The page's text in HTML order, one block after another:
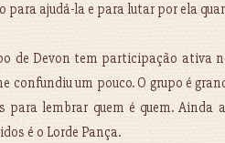
para ajudá-la e para lutar por ela
de Devon tem participação ativa
confundiu um pouco. O grupo é
para lembrar quem é quem. Ainda
é o Lorde Pança.